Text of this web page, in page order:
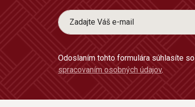
Odoslaním tohto formulára súhlasíte so
spracovaním osobných údajov.